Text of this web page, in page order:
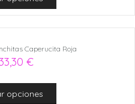
Caperucita Roja
€
opciones